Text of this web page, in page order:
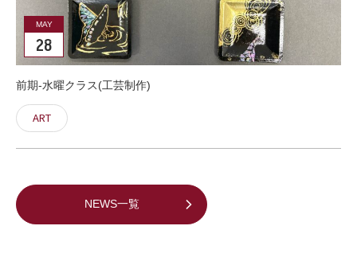
MAY
28
前期-水曜クラス(工芸制作)
ART
NEWS一覧